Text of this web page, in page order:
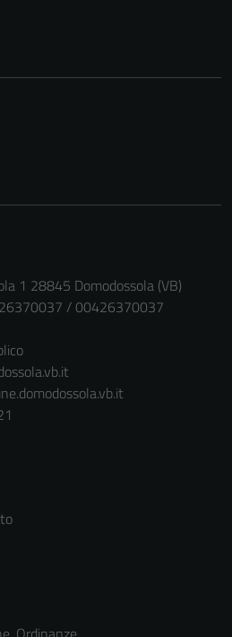
1 28845 Domodossola (VB)
/ 00426370037
informazioni